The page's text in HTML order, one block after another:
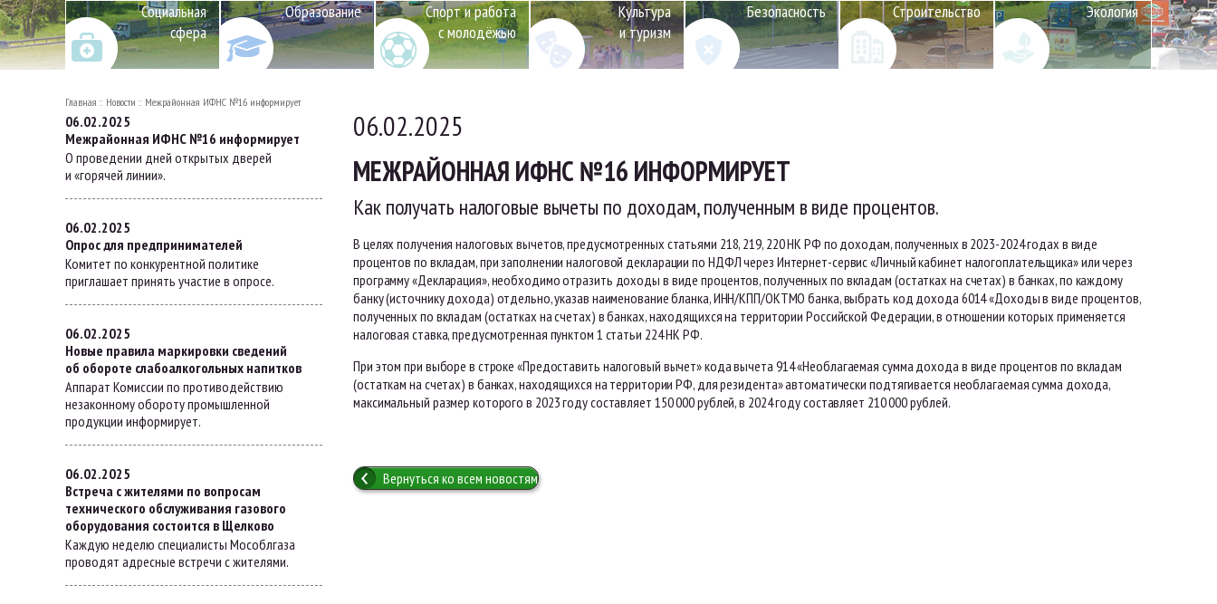
Социальная
сфера
Образование
Спорт и работа
с молодёжью
Культура
и туризм
Безопасность Строительство Экология
Главная Новости Межрайонная ИФНС №16 информирует
06.02.2025
Межрайонная ИФНС №16 информирует
О проведении дней открытых дверей
и «горячей линии».
06.02.2025
Опрос для предпринимателей
Комитет по конкурентной политике
приглашает принять участие в опросе.
06.02.2025
Новые правила маркировки сведений
об обороте слабоалкогольных напитков
Аппарат Комиссии по противодействию
незаконному обороту промышленной
продукции информирует.
06.02.2025
Встреча с жителями по вопросам
технического обслуживания газового
оборудования состоится в Щелково
Каждую неделю специалисты Мособлгаза
проводят адресные встречи с жителями.
06.02.2025
МЕЖРАЙОННАЯ ИФНС №16 ИНФОРМИРУЕТ
Как получать налоговые вычеты по доходам, полученным в виде процентов.
В целях получения налоговых вычетов, предусмотренных статьями 218, 219, 220 НК РФ по доходам, полученных в 2023-2024 годах в виде
процентов по вкладам, при заполнении налоговой декларации по НДФЛ через Интернет-сервис «Личный кабинет налогоплательщика» или через
программу «Декларация», необходимо отразить доходы в виде процентов, полученных по вкладам (остатках на счетах) в банках, по каждому
банку (источнику дохода) отдельно, указав наименование бланка, ИНН/КПП/ОКТМО банка, выбрать код дохода 6014 «Доходы в виде процентов,
полученных по вкладам (остатках на счетах) в банках, находящихся на территории Российской Федерации, в отношении которых применяется
налоговая ставка, предусмотренная пунктом 1 статьи 224 НК РФ.
При этом при выборе в строке «Предоставить налоговый вычет» кода вычета 914 «Необлагаемая сумма дохода в виде процентов по вкладам
(остаткам на счетах) в банках, находящихся на территории РФ, для резидента» автоматически подтягивается необлагаемая сумма дохода,
максимальный размер которого в 2023 году составляет 150 000 рублей, в 2024 году составляет 210 000 рублей.
Вернуться ко всем новостям